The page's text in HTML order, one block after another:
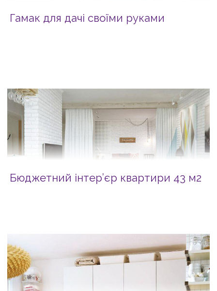
Гамак для дачі своїми руками
Бюджетний інтер’єр квартири 43 м2